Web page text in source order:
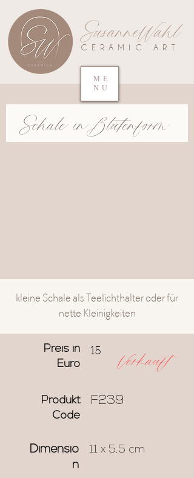
SusanneWahl
CERAMIC ART
ME
NU
Schale in Blütenform
kleine Schale als Teelichthalter oder für
nette Kleinigkeiten
Preis in
Euro
15 Verkauft
Produkt
Code
F239
Dimensio
n
11 x 5,5 cm